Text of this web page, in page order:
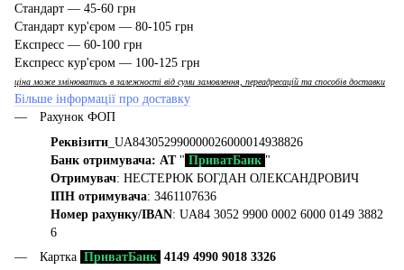
Стандарт — 45-60 грн
Стандарт кур'єром — 80-105 грн
Експресс — 60-100 грн
Експресс кур'єром — 100-125 грн
ціна може змінюватись в залежності від суми замовлення, переадресацій та способів доставки
Більше інформації про доставку
Рахунок ФОП
Реквізити _UA843052990000026000014938826
Банк отримувача: АТ" ПриватБанк "
Отримувач: НЕСТЕРЮК БОГДАН ОЛЕКСАНДРОВИЧ
ІПН отримувача: 3461107636
Номер рахунку/IBAN: UA84 3052 9900 0002 6000 0149 3882
6
Картка ПриватБанк 4149 4990 9018 3326